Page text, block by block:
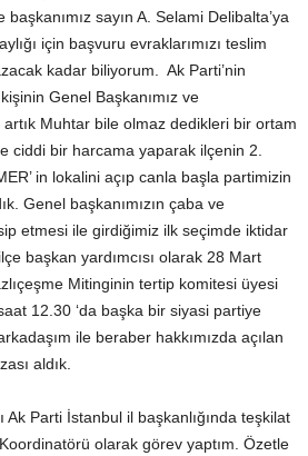
sayın A. Selami Delibalta’ya
için başvuru evraklarımızı teslim
kadar biliyorum. Ak Parti’nin
Genel Başkanımız ve
artık Muhtar bile olmaz dedikleri bir ortam
ciddi bir harcama yaparak ilçenin 2.
in lokalini açıp canla başla partimizin
Genel başkanımızın çaba ve
etmesi ile girdiğimiz ilk seçimde iktidar
başkan yardımcısı olarak 28 Mart
Mitinginin tertip komitesi üyesi
12.30 ‘da başka bir siyasi partiye
ile beraber hakkımızda açılan
aldık.
Ak Parti İstanbul il başkanlığında teşkilat
olarak görev yaptım. Özetle